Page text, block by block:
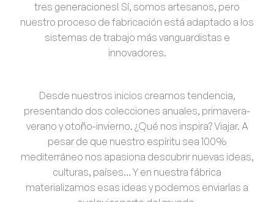
tres generaciones! Sí, somos artesanos, pero
nuestro proceso de fabricación está adaptado a los
sistemas de trabajo más vanguardistas e
innovadores.
Desde nuestros inicios creamos tendencia,
presentando dos colecciones anuales, primavera-
verano y otoño-invierno. ¿Qué nos inspira? Viajar. A
pesar de que nuestro espíritu sea 100%
mediterráneo nos apasiona descubrir nuevas ideas,
culturas, países… Y en nuestra fábrica
materializamos esas ideas ypodemos enviarlas a